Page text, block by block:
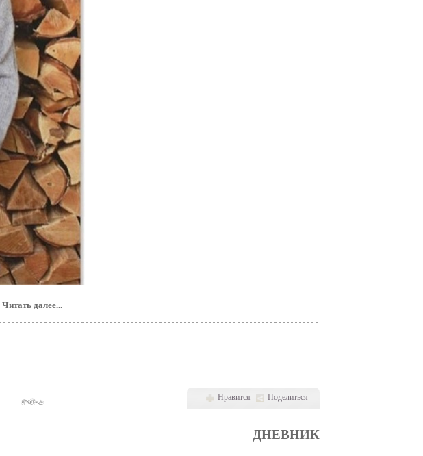
Нравится Поделиться
Читать далее...
ДНЕВНИК